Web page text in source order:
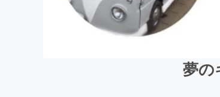
夢の